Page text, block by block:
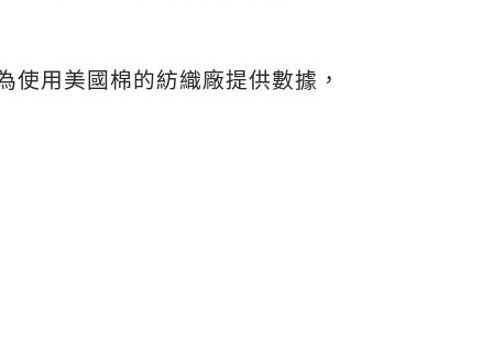
用美國棉的紡織廠提供數據，